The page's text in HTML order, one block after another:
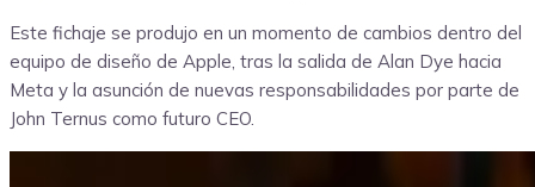
Este fichaje se produjo en un momento de cambios dentro del
equipo de diseño de Apple, tras la salida de Alan Dye hacia
Meta y la asunción de nuevas responsabilidades por parte de
John Ternus como futuro CEO.